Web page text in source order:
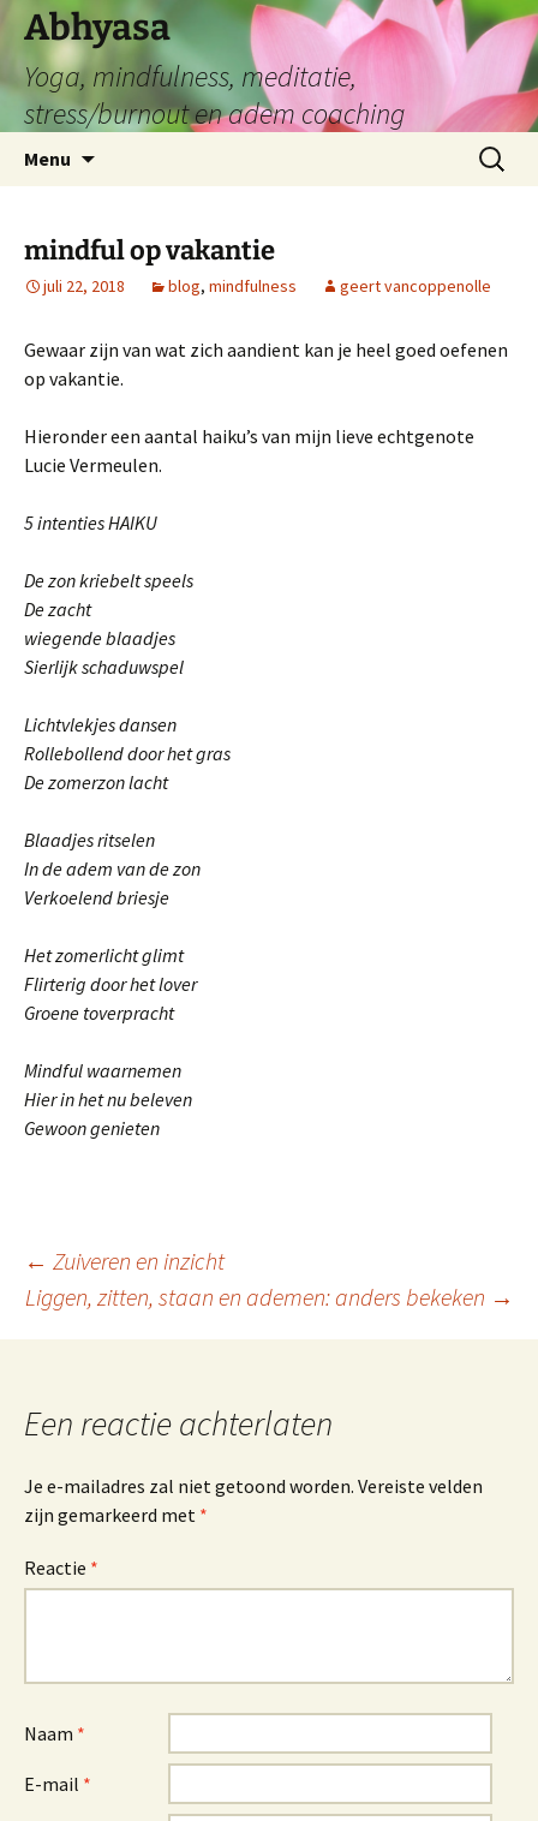
Abhyasa
Yoga, mindfulness, meditatie,
stress/burnout en adem coaching
Menu
inhoud
Zoeken
naar:
mindful op vakantie
juli 22, 2018 blog, mindfulness geert vancoppenolle
Gewaar zijn van wat zich aandient kan je heel goed oefenen
op vakantie.
Hieronder een aantal haiku’s van mijn lieve echtgenote
Lucie Vermeulen.
5 intenties HAIKU
De zon kriebelt speels
De zacht
wiegende blaadjes
Sierlijk schaduwspel
Lichtvlekjes dansen
Rollebollend door het gras
De zomerzon lacht
Blaadjes ritselen
In de adem van de zon
Verkoelend briesje
Het zomerlicht glimt
Flirterig door het lover
Groene toverpracht
Mindful waarnemen
Hier in het nu beleven
Gewoon genieten
Berichtnavigatie
← Zuiveren en inzicht
Liggen, zitten, staan en ademen: anders bekeken →
Een reactie achterlaten
Je e-mailadres zal niet getoond worden. Vereiste velden
zijn gemarkeerd met *
Reactie *
Naam *
E-mail *